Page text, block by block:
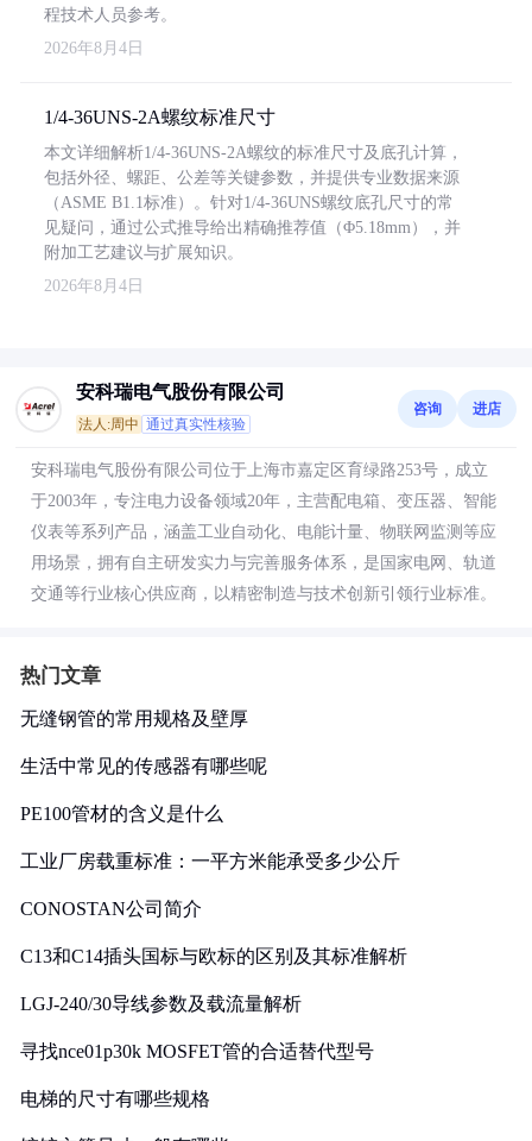
程技术人员参考。
2026年8月4日
1/4-36UNS-2A螺纹标准尺寸
本文详细解析1/4-36UNS-2A螺纹的标准尺寸及底孔计算，
包括外径、螺距、公差等关键参数，并提供专业数据来源
（ASME B1.1标准）。针对1/4-36UNS螺纹底孔尺寸的常
见疑问，通过公式推导给出精确推荐值（Φ5.18mm），并
附加工艺建议与扩展知识。
2026年8月4日
安科瑞电气股份有限公司
法人:周中 通过真实性核验
咨询 进店
安科瑞电气股份有限公司位于上海市嘉定区育绿路253号，成立
于2003年，专注电力设备领域20年，主营配电箱、变压器、智能
仪表等系列产品，涵盖工业自动化、电能计量、物联网监测等应
用场景，拥有自主研发实力与完善服务体系，是国家电网、轨道
交通等行业核心供应商，以精密制造与技术创新引领行业标准。
热门文章
无缝钢管的常用规格及壁厚
生活中常见的传感器有哪些呢
PE100管材的含义是什么
工业厂房载重标准：一平方米能承受多少公斤
CONOSTAN公司简介
C13和C14插头国标与欧标的区别及其标准解析
LGJ-240/30导线参数及载流量解析
寻找nce01p30k MOSFET管的合适替代型号
电梯的尺寸有哪些规格